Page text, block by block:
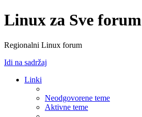
Linux za Sve forum
Regionalni Linux forum
Idi na sadržaj
Linki
Neodgovorene teme
Aktivne teme